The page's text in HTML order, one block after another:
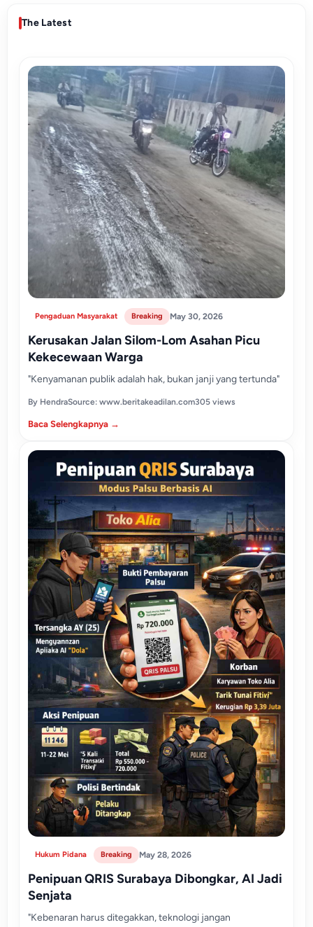
The Latest
Pengaduan Masyarakat Breaking May 30, 2026
Kerusakan Jalan Silom-Lom Asahan Picu
Kekecewaan Warga
"Kenyamanan publik adalah hak, bukan janji yang tertunda"
By HendraSource: www.beritakeadilan.com305 views
Baca Selengkapnya →
Hukum Pidana Breaking May 28, 2026
Penipuan QRIS Surabaya Dibongkar, AI Jadi
Senjata
"Kebenaran harus ditegakkan, teknologi jangan